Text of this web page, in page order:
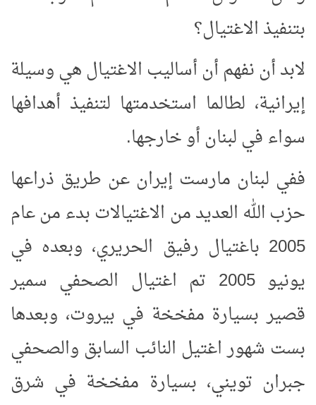
بتنفيذ الاغتيال؟
لابد أن نفهم أن أساليب الاغتيال هي وسيلة
إيرانية، لطالما استخدمتها لتنفيذ أهدافها
سواء في لبنان أو خارجها.
ففي لبنان مارست إيران عن طريق ذراعها
حزب الله العديد من الاغتيالات بدء من عام
2005 باغتيال رفيق الحريري، وبعده في
يونيو 2005 تم اغتيال الصحفي سمير
قصير بسيارة مفخخة في بيروت، وبعدها
بست شهور اغتيل النائب السابق والصحفي
جبران تويني، بسيارة مفخخة في شرق